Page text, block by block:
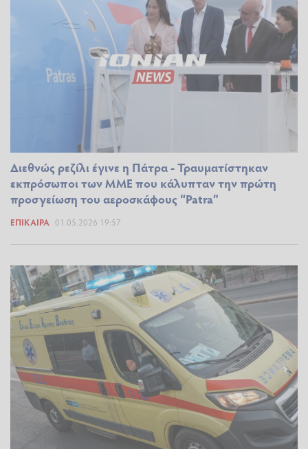
Διεθνώς ρεζίλι έγινε η Πάτρα - Τραυματίστηκαν
εκπρόσωποι των ΜΜΕ που κάλυπταν την πρώτη
προσγείωση του αεροσκάφους “Patra”
ΕΠΊΚΑΙΡΑ 01.05.2026 19:57